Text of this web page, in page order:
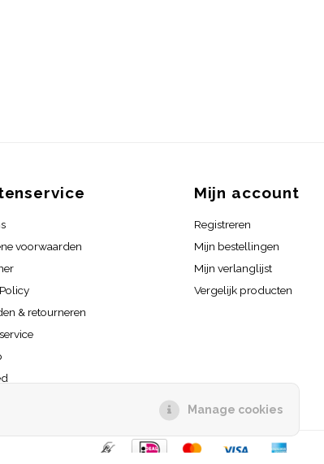
voorwaarden
& retourneren
Mijn account
Registreren
Mijn bestellingen
Mijn verlanglijst
Vergelijk producten
Manage cookies